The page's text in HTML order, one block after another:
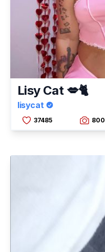
Lisy Cat 💋🐈
lisycat
37485 800